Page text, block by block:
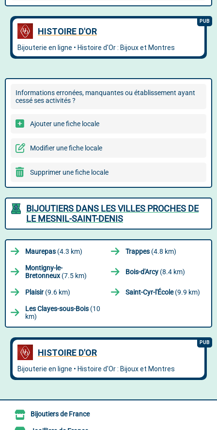
Informations erronées, manquantes ou établissement ayant
cessé ses activités ?
Ajouter une fiche locale
Modifier une fiche locale
Supprimer une fiche locale
BIJOUTIERS DANS LES VILLES PROCHES DE
LE MESNIL-SAINT-DENIS
Maurepas (4.3 km) Trappes (4.8 km)
Montigny-le-
Bretonneux(7.5 km) Bois-d'Arcy (8.4 km)
Plaisir(9.6 km) Saint-Cyr-l'École(9.9 km)
Les Clayes-sous-Bois (10
km)
Bijoutiers de France